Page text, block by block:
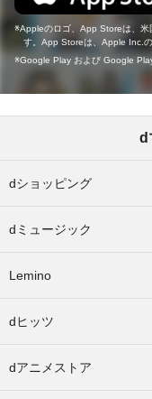
Appleのロゴ、App Storeは、
す。App Storeは、Apple Inc.の
Google Play および Google
d
dショッピング
dミュージック
Lemino
dヒッツ
dアニメストア